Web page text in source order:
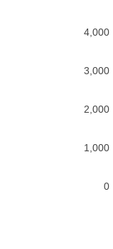
0
1,000
2,000
3,000
4,000